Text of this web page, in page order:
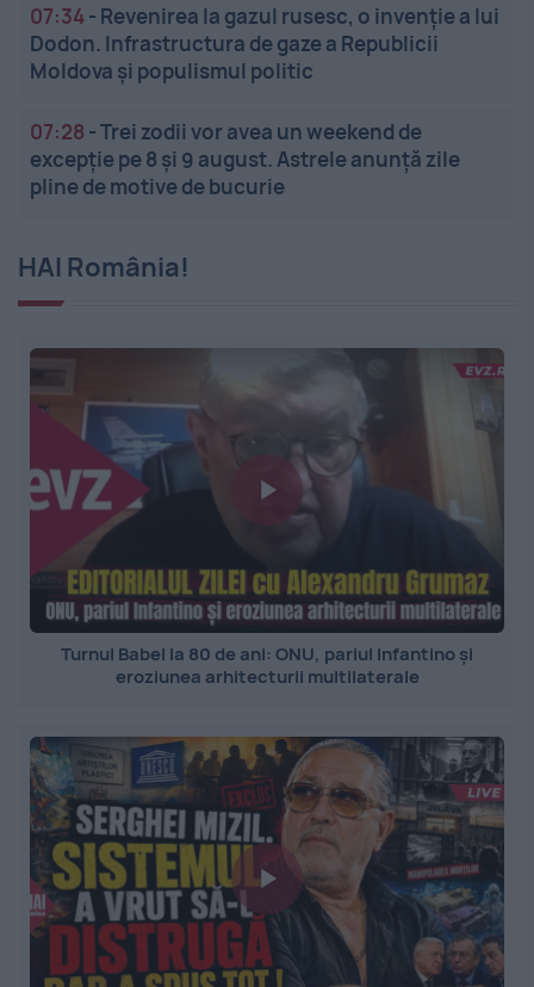
07:34- Revenirea la gazul rusesc, o invenție a lui
Dodon. Infrastructura de gaze a Republicii
Moldova și populismul politic
07:28 -Trei zodii vor avea un weekend de
excepție pe 8 și 9 august. Astrele anunță zile
pline de motive de bucurie
HAI România!
Turnul Babel la 80 de ani: ONU, pariul Infantino și
eroziunea arhitecturii multilaterale